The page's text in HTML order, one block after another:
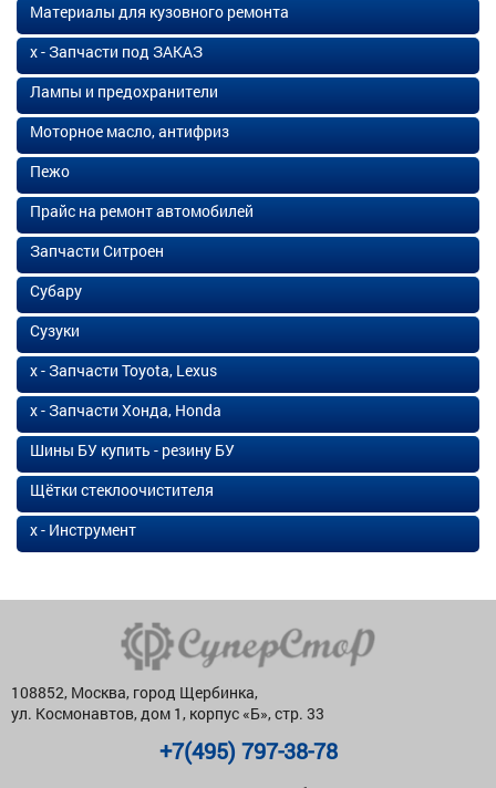
Материалы для кузовного ремонта
х - Запчасти под ЗАКАЗ
Лампы и предохранители
Моторное масло, антифриз
Пежо
Прайс на ремонт автомобилей
Запчасти Ситроен
Субару
Сузуки
х - Запчасти Toyota, Lexus
х - Запчасти Хонда, Honda
Шины БУ купить - резину БУ
Щётки стеклоочистителя
х - Инструмент
108852, Москва, город Щербинка,
ул. Космонавтов, дом 1, корпус «Б», стр. 33
+7(495) 797-38-78